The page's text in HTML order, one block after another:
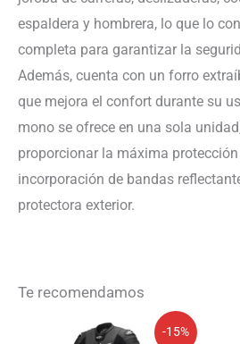
espaldera y hombrera, lo que lo
completa para garantizar la
Además, cuenta con un forro
que mejora el confort durante su
mono se ofrece en una sola
proporcionar la máxima
incorporación de bandas
protectora exterior.
Te recomendamos
-15%
El